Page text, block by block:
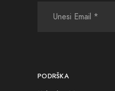
Neka vaše
Želimo vam
PODRŠKA